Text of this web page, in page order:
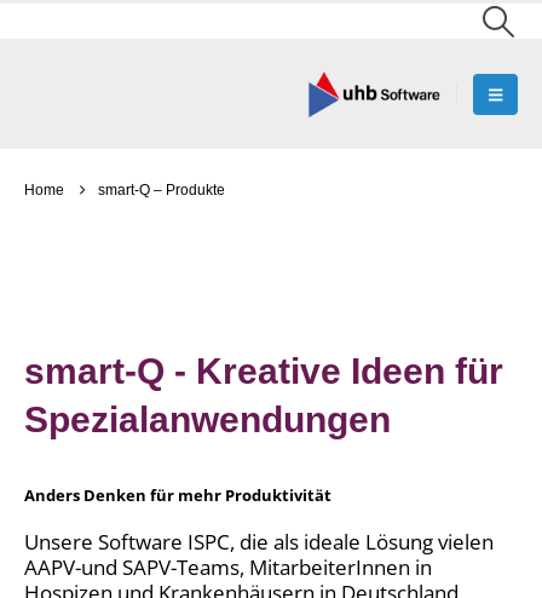
Home smart-Q – Produkte
smart-Q - Kreative Ideen für
Spezialanwendungen
Anders Denken für mehr Produktivität
Unsere Software ISPC, die als ideale Lösung vielen
AAPV-und SAPV-Teams, MitarbeiterInnen in
Hospizen und Krankenhäusern in Deutschland